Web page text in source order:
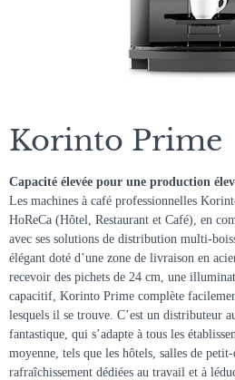
Korinto Prime
Capacité élevée pour une production
Les machines à café professionnelles
HoReCa (Hôtel, Restaurant et Café), en
avec ses solutions de distribution multi-
élégant doté d’une zone de livraison en
recevoir des pichets de 24 cm, une
capacitif, Korinto Prime complète
lesquels il se trouve. C’est un distributeur
fantastique, qui s’adapte à tous les
moyenne, tels que les hôtels, salles de
rafraîchissement dédiées au travail et à